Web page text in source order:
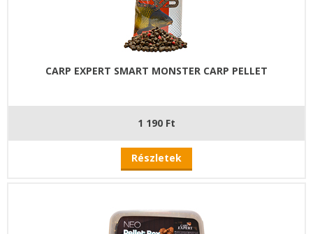
CARP EXPERT SMART MONSTER CARP PELLET
1 190 Ft
Részletek